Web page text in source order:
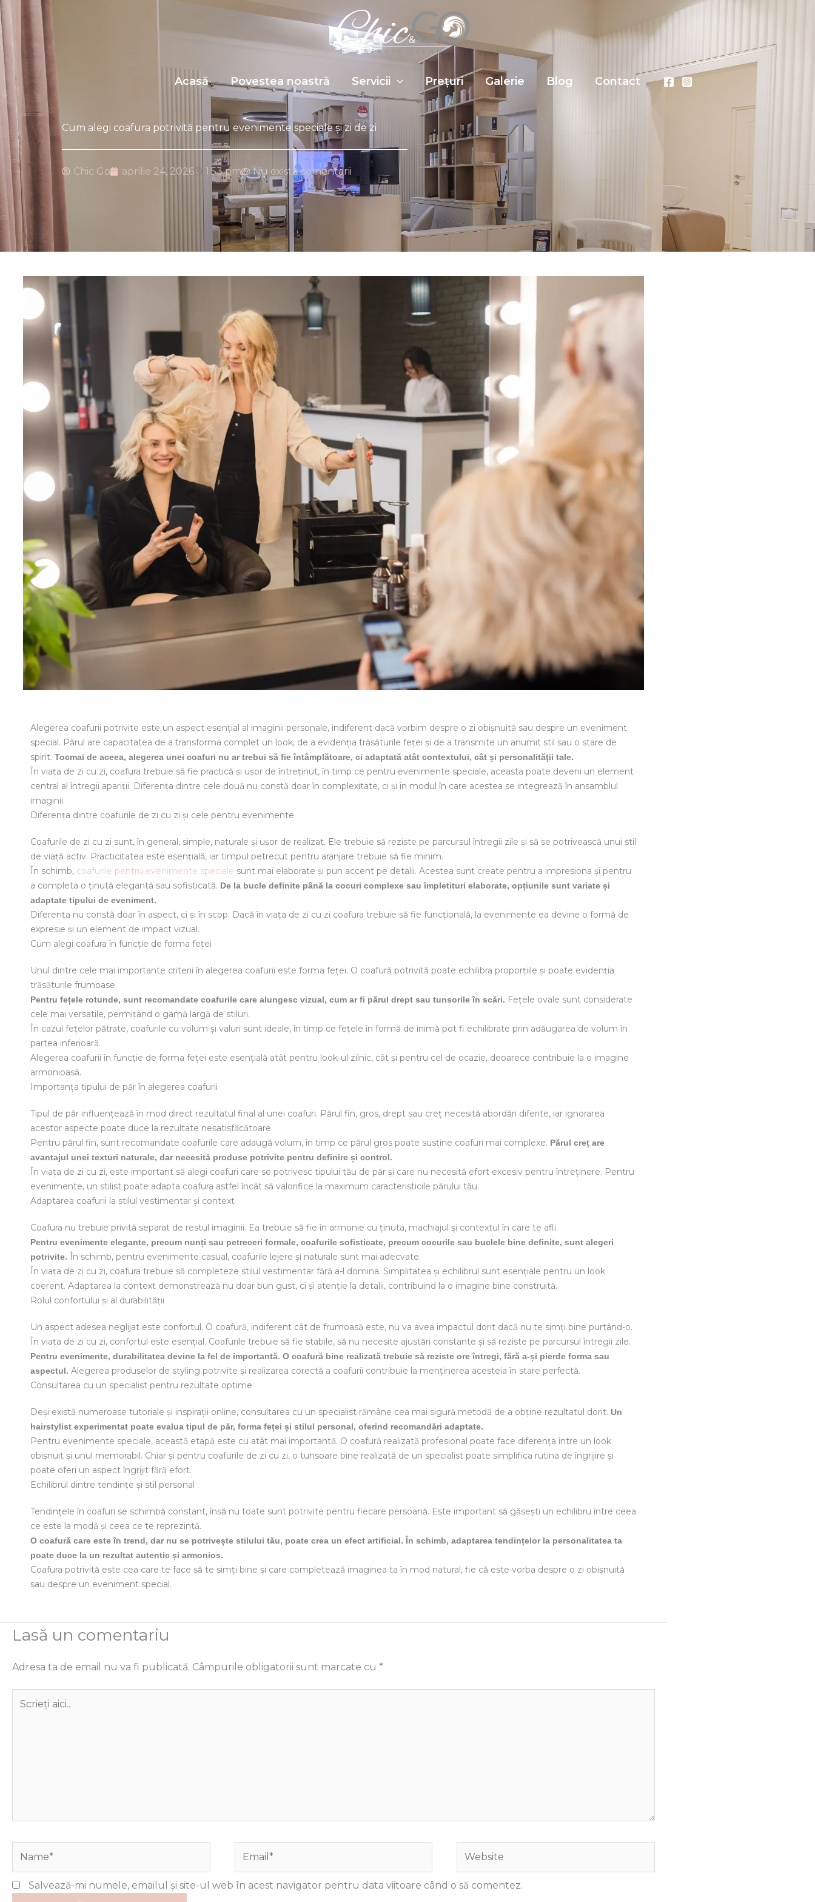
Skip
to
content
Acasă Povestea noastră Servicii Prețuri Galerie Blog Contact
Cum alegi coafura potrivită pentru evenimente speciale și zi de zi
Chic Go aprilie 24, 2026 1:53 pm Nu există comentarii
Alegerea coafurii potrivite este un aspect esențial al imaginii personale, indiferent dacă vorbim despre o zi obișnuită sau despre un eveniment
special. Părul are capacitatea de a transforma complet un look, de a evidenția trăsăturile feței și de a transmite un anumit stil sau o stare de
spirit. Tocmai de aceea, alegerea unei coafuri nu ar trebui să fie întâmplătoare, ci adaptată atât contextului, cât și personalității tale.
În viața de zi cu zi, coafura trebuie să fie practică și ușor de întreținut, în timp ce pentru evenimente speciale, aceasta poate deveni un element
central al întregii apariții. Diferența dintre cele două nu constă doar în complexitate, ci și în modul în care acestea se integrează în ansamblul
imaginii.
Diferența dintre coafurile de zi cu zi și cele pentru evenimente
Coafurile de zi cu zi sunt, în general, simple, naturale și ușor de realizat. Ele trebuie să reziste pe parcursul întregii zile și să se potrivească unui stil
de viață activ. Practicitatea este esențială, iar timpul petrecut pentru aranjare trebuie să fie minim.
În schimb, coafurile pentru evenimente speciale sunt mai elaborate și pun accent pe detalii. Acestea sunt create pentru a impresiona și pentru
a completa o ținută elegantă sau sofisticată. De la bucle definite până la cocuri complexe sau împletituri elaborate, opțiunile sunt variate și
adaptate tipului de eveniment.
Diferența nu constă doar în aspect, ci și în scop. Dacă în viața de zi cu zi coafura trebuie să fie funcțională, la evenimente ea devine o formă de
expresie și un element de impact vizual.
Cum alegi coafura în funcție de forma feței
Unul dintre cele mai importante criterii în alegerea coafurii este forma feței. O coafură potrivită poate echilibra proporțiile și poate evidenția
trăsăturile frumoase.
Pentru fețele rotunde, sunt recomandate coafurile care alungesc vizual, cum ar fi părul drept sau tunsorile în scări. Fețele ovale sunt considerate
cele mai versatile, permițând o gamă largă de stiluri.
În cazul fețelor pătrate, coafurile cu volum și valuri sunt ideale, în timp ce fețele în formă de inimă pot fi echilibrate prin adăugarea de volum în
partea inferioară.
Alegerea coafurii în funcție de forma feței este esențială atât pentru look-ul zilnic, cât și pentru cel de ocazie, deoarece contribuie la o imagine
armonioasă.
Importanța tipului de păr în alegerea coafurii
Tipul de păr influențează în mod direct rezultatul final al unei coafuri. Părul fin, gros, drept sau creț necesită abordări diferite, iar ignorarea
acestor aspecte poate duce la rezultate nesatisfăcătoare.
Pentru părul fin, sunt recomandate coafurile care adaugă volum, în timp ce părul gros poate susține coafuri mai complexe. Părul creț are
avantajul unei texturi naturale, dar necesită produse potrivite pentru definire și control.
În viața de zi cu zi, este important să alegi coafuri care se potrivesc tipului tău de păr și care nu necesită efort excesiv pentru întreținere. Pentru
evenimente, un stilist poate adapta coafura astfel încât să valorifice la maximum caracteristicile părului tău.
Adaptarea coafurii la stilul vestimentar și context
Coafura nu trebuie privită separat de restul imaginii. Ea trebuie să fie în armonie cu ținuta, machiajul și contextul în care te afli.
Pentru evenimente elegante, precum nunți sau petreceri formale, coafurile sofisticate, precum cocurile sau buclele bine definite, sunt alegeri
potrivite. În schimb, pentru evenimente casual, coafurile lejere și naturale sunt mai adecvate.
În viața de zi cu zi, coafura trebuie să completeze stilul vestimentar fără a-l domina. Simplitatea și echilibrul sunt esențiale pentru un look
coerent. Adaptarea la context demonstrează nu doar bun gust, ci și atenție la detalii, contribuind la o imagine bine construită.
Rolul confortului și al durabilității
Un aspect adesea neglijat este confortul. O coafură, indiferent cât de frumoasă este, nu va avea impactul dorit dacă nu te simți bine purtând-o.
În viața de zi cu zi, confortul este esențial. Coafurile trebuie să fie stabile, să nu necesite ajustări constante și să reziste pe parcursul întregii zile.
Pentru evenimente, durabilitatea devine la fel de importantă. O coafură bine realizată trebuie să reziste ore întregi, fără a-și pierde forma sau
aspectul. Alegerea produselor de styling potrivite și realizarea corectă a coafurii contribuie la menținerea acesteia în stare perfectă.
Consultarea cu un specialist pentru rezultate optime
Deși există numeroase tutoriale și inspirații online, consultarea cu un specialist rămâne cea mai sigură metodă de a obține rezultatul dorit. Un
hairstylist experimentat poate evalua tipul de păr, forma feței și stilul personal, oferind recomandări adaptate.
Pentru evenimente speciale, această etapă este cu atât mai importantă. O coafură realizată profesional poate face diferența între un look
obișnuit și unul memorabil. Chiar și pentru coafurile de zi cu zi, o tunsoare bine realizată de un specialist poate simplifica rutina de îngrijire și
poate oferi un aspect îngrijit fără efort.
Echilibrul dintre tendințe și stil personal
Tendințele în coafuri se schimbă constant, însă nu toate sunt potrivite pentru fiecare persoană. Este important să găsești un echilibru între ceea
ce este la modă și ceea ce te reprezintă.
O coafură care este în trend, dar nu se potrivește stilului tău, poate crea un efect artificial. În schimb, adaptarea tendințelor la personalitatea ta
poate duce la un rezultat autentic și armonios.
Coafura potrivită este cea care te face să te simți bine și care completează imaginea ta în mod natural, fie că este vorba despre o zi obișnuită
sau despre un eveniment special.
Lasă un comentariu
Adresa ta de email nu va fi publicată. Câmpurile obligatorii sunt marcate cu *
aici..
Salvează-mi numele, emailul și site-ul web în acest navigator pentru data viitoare când o să comentez.